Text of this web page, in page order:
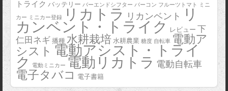
トライク バッテリー バーエンドシフター バーコン フルーツトマト ミニ
カー ミニカー登録 リカトラ リカンベント リ
カンベント・トライク レビュー 下
仁田ネギ 播種 水耕栽培 水耕農業 糖度 自転車 電動ア
シスト 電動アシスト・トライ
ク
電動ミニカー 電動リカトラ 電動自転車
電子タバコ 電子書籍